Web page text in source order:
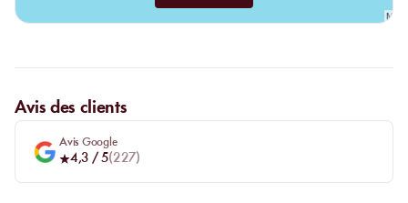
Avis des clients
Avis Google
4,3 / 5(227)